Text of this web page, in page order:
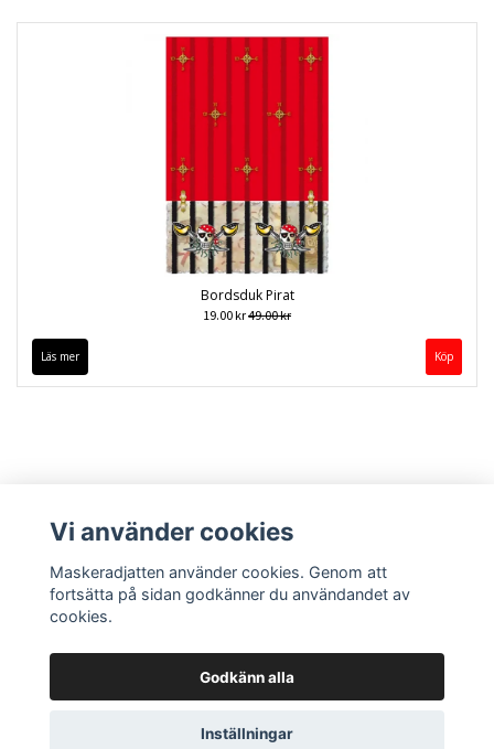
Bordsduk Pirat
19.00 kr49.00 kr
Läs mer
Kontakt Köpvillkor
© Copyright 2026 Maskeradjätten
Vi använder cookies
Maskeradjatten använder cookies. Genom att
fortsätta på sidan godkänner du användandet av
cookies.
Godkänn alla
Inställningar